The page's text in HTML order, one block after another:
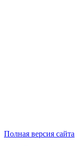
Полная версия сайта